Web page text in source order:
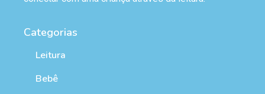
Categorias
Leitura
Bebê